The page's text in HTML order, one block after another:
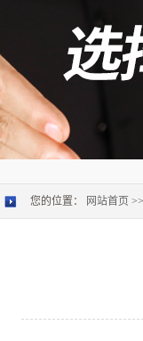
您的位置： 网站首页